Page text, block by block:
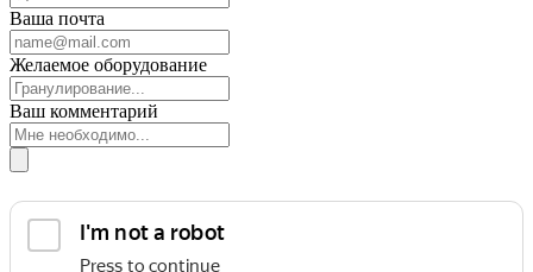
Ваша почта
Желаемое оборудование
Ваш комментарий